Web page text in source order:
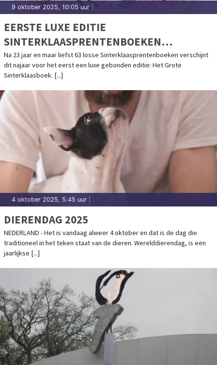
9 oktober 2025, 10:05 uur
EERSTE LUXE EDITIE
SINTERKLAASPRENTENBOEKEN
GEBUNDELD
Na 23 jaar en maar liefst 63 losse Sinterklaasprentenboeken verschijnt
dit najaar voor het eerst een luxe gebonden editie: Het Grote
Sinterklaasboek. [...]
4 oktober 2025, 5:45 uur
DIERENDAG 2025
NEDERLAND - Het is vandaag alweer 4 oktober en dat is de dag die
traditioneel in het teken staat van de dieren. Werelddierendag, is een
jaarlijkse [...]